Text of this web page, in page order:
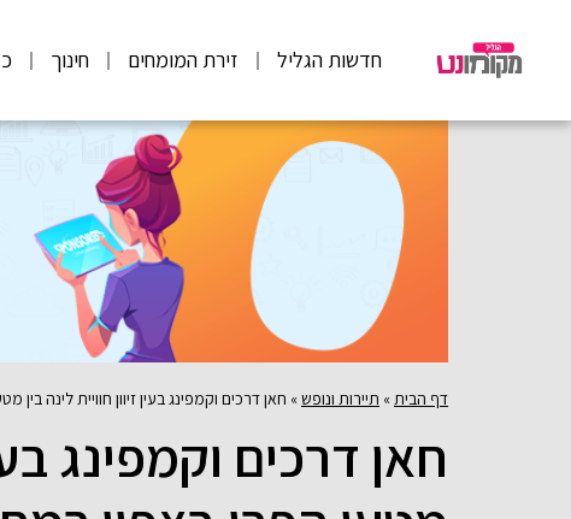
חדשות הגליל זירת המומחים חינוך
דף הבית » תיירות ונופש» חאן דרכים וקמפינג בעין זיוון חוויית לינה בין
חאן דרכים וקמפינג